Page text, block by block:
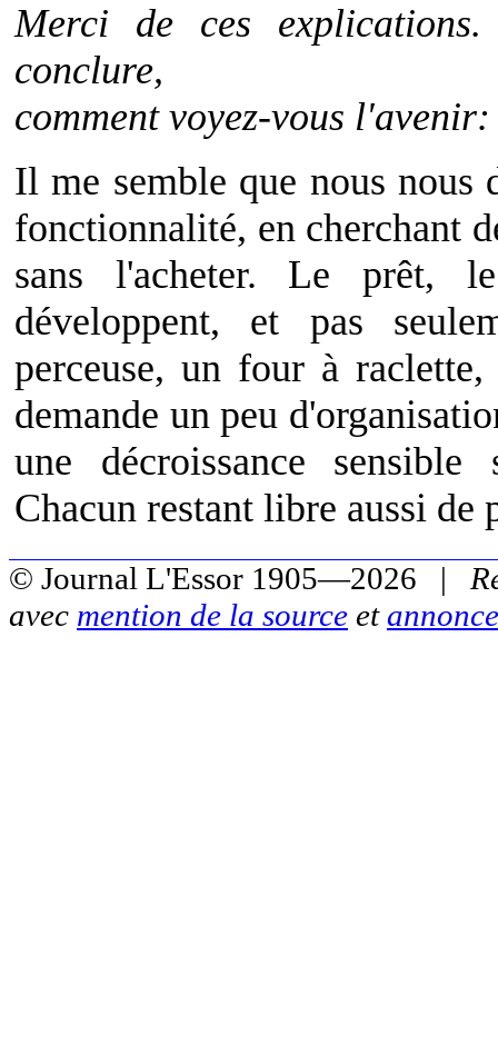
Merci de ces
conclure,
comment voyez-vous
Il me semble que nous nous
fonctionnalité, en cherchant
sans l'acheter. Le prêt,
développent, et pas
perceuse, un four à
demande un peu
une décroissance
Chacun restant libre aussi
© Journal L'Essor 1905—2026 |
avec mention de la source et